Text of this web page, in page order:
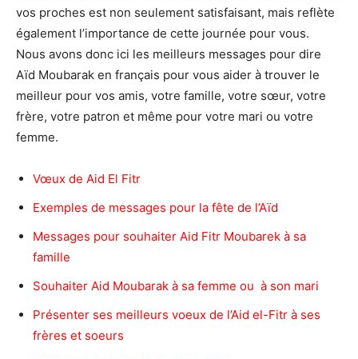
vos proches est non seulement satisfaisant, mais reflète
également l’importance de cette journée pour vous.
Nous avons donc ici les meilleurs messages pour dire
Aïd Moubarak en français pour vous aider à trouver le
meilleur pour vos amis, votre famille, votre sœur, votre
frère, votre patron et même pour votre mari ou votre
femme.
Vœux de Aid El Fitr
Exemples de messages pour la fête de l’Aïd
Messages pour souhaiter Aid Fitr Moubarek à sa
famille
Souhaiter Aid Moubarak à sa femme ou à son mari
Présenter ses meilleurs voeux de l’Aid el-Fitr à ses
frères et soeurs